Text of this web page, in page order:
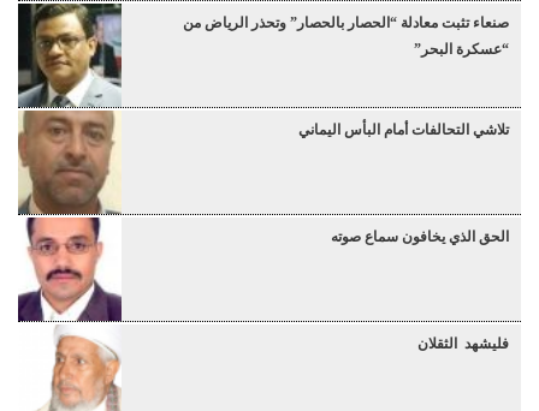
صنعاء تثبت معادلة “الحصار بالحصار” وتحذر الرياض من
“عسكرة البحر”
تلاشي التحالفات أمام البأس اليماني
الحق الذي يخافون سماع صوته
فليشهد الثقلان